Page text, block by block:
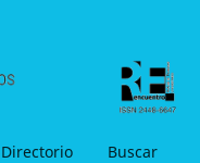
Directorio Buscar